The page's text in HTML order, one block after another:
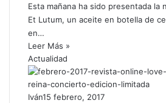
Esta mañana ha sido presentada la
Et Lutum, un aceite en botella de
en…
Leer Más »
Actualidad
Iván15 febrero, 2017